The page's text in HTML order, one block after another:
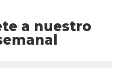
a nuestro